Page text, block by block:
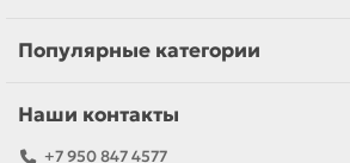
Популярные категории
Наши контакты
+7 950 847 4577